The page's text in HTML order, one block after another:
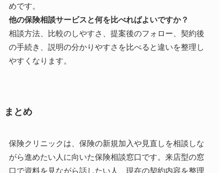
めです。
他の保険相談サービスと何を比べればよいですか？
相談方法、比較のしやすさ、提案後のフォロー、契約後
の手続き、説明の分かりやすさを比べると違いを整理し
やすくなります。
まとめ
保険クリニックは、保険の新規加入や見直しを相談しな
がら進めたい人に向いた保険相談窓口です。来店型の窓
口で資料を見ながら話したい人、現在の契約内容を整理